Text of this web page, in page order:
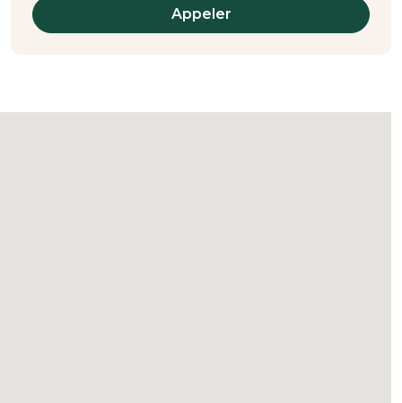
Appeler